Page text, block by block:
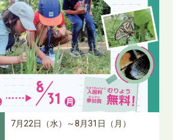
7月22日（水）～8月31日（月）